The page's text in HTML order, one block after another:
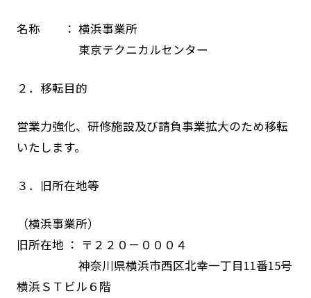
名称 ： 横浜事業所
東京テクニカルセンター
２．移転目的
営業力強化、研修施設及び請負事業拡大のため移転
いたします。
３．旧所在地等
（横浜事業所）
旧所在地 ： 〒２２０－０００４
神奈川県横浜市西区北幸一丁目11番15号
横浜ＳＴビル６階